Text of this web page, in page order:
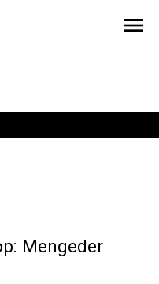
menu
Mengeder